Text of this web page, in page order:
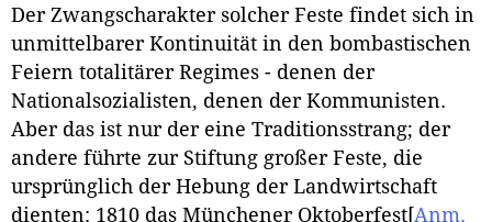
Der Zwangscharakter solcher Feste findet sich in
unmittelbarer Kontinuität in den bombastischen
Feiern totalitärer Regimes - denen der
Nationalsozialisten, denen der Kommunisten.
Aber das ist nur der eine Traditionsstrang; der
andere führte zur Stiftung großer Feste, die
ursprünglich der Hebung der Landwirtschaft
dienten: 1810 das Münchener Oktoberfest[Anm.